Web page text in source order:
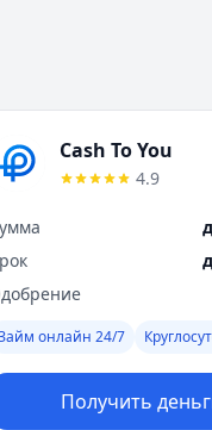
Cash To You
4.9
онлайн 24/7
Получить